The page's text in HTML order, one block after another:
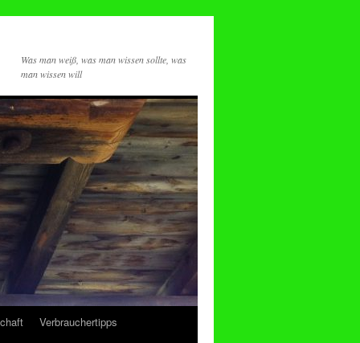
Was man weiß, was man wissen sollte, was
man wissen will
Verbrauchertipps